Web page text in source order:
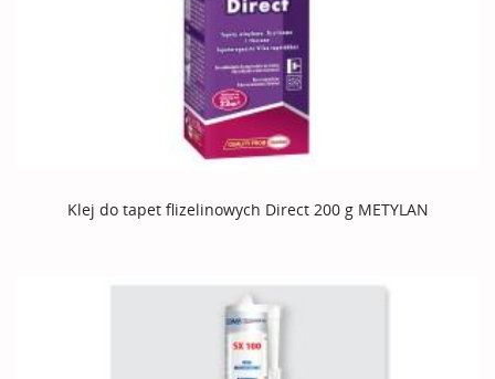
Klej do tapet flizelinowych Direct 200 g METYLAN